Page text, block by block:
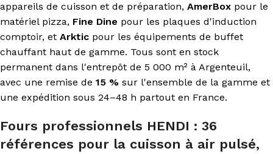
appareils de cuisson et de préparation, AmerBox pour le
matériel pizza, Fine Dine pour les plaques d'induction
comptoir, et Arktic pour les équipements de buffet
chauffant haut de gamme. Tous sont en stock
permanent dans l'entrepôt de 5 000 m² à Argenteuil,
avec une remise de 15 % sur l'ensemble de la gamme et
une expédition sous 24–48 h partout en France.
Fours professionnels HENDI : 36
références pour la cuisson à air pulsé,